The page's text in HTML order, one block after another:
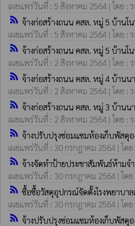
เผยแพร่วันที่ : 5 สิงหาคม 2564 | โดย :
rss_feed จ้างก่อสร้างถนน คสล. หมู่ 5 บ้านโ
เผยแพร่วันที่ : 5 สิงหาคม 2564 | โดย :
rss_feed จ้างก่อสร้างถนน คสล. หมู่ 5 บ้านโ
เผยแพร่วันที่ : 2 สิงหาคม 2564 | โดย :
rss_feed จ้างก่อสร้างถนน คสล. หมู่ 4 บ้านน
เผยแพร่วันที่ : 2 สิงหาคม 2564 | โดย :
rss_feed จ้างก่อสร้างถนน คสล. หมู่ 3 บ้านน
เผยแพร่วันที่ : 2 สิงหาคม 2564 | โดย :
rss_feed จ้างปรับปรุงซ่อมแซมห้องเก็บพัสดุ
เผยแพร่วันที่ : 30 กรกฎาคม 2564 | โด
rss_feed จ้างจัดทำป้ายประชาสัมพันธ์ห้ามจ
เผยแพร่วันที่ : 30 กรกฎาคม 2564 | โด
rss_feed ซื้อซื้อวัสดุอุปกรณ์จัดตั้งโรงพยาบาล
เผยแพร่วันที่ : 30 กรกฎาคม 2564 | โด
rss_feed จ้างปรับปรุงซ่อมแซมห้องเก็บพัสดุ